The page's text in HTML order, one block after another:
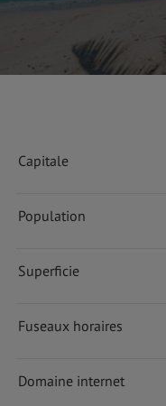
Capitale
Population
Superficie
Fuseaux horaires
Domaine internet